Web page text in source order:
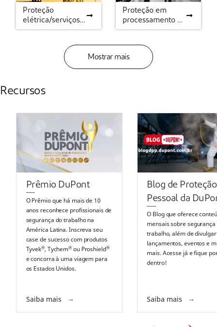
Proteção
elétrica/serviços
Proteção
elétrica/serviços
públicos
Proteção em
processamento de
Proteção em
processamento de
alimentos
Mostrar mais
Recursos
Prêmio DuPont
O Prêmio que há mais de 10
anos reconhece profissionais de
segurança do trabalho na
América Latina. Inscreva seu
case de sucesso com produtos
Tyvek®, Tychem® ou Proshield®
e concorra à uma viagem para
os Estados Unidos.
Saiba mais
Blog de Proteção
Pessoal da
O Blog que oferece
mensais sobre segurança
trabalho, além de divulgar
lançamentos, eventos e
mais. Acesse já e fique
dentro!
Saiba mais